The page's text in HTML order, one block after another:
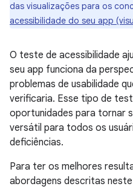
das visualizações para os
acessibilidade do seu app
O teste de acessibilidade
seu app funciona da
problemas de usabilidade
verificaria. Esse tipo de
oportunidades para tornar
versátil para todos os
deficiências.
Para ter os melhores
abordagens descritas